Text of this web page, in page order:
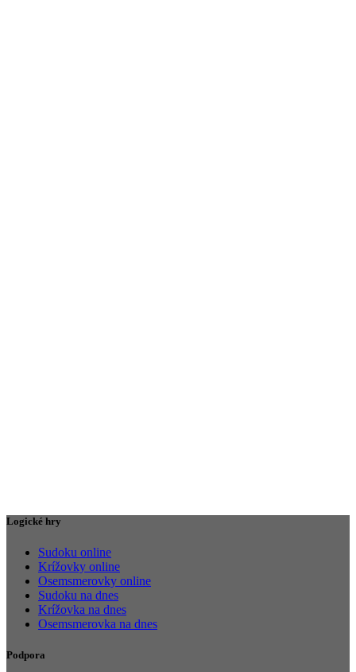
Logické hry
Sudoku online
Krížovky online
Osemsmerovky online
Sudoku na dnes
Krížovka na dnes
Osemsmerovka na dnes
Podpora